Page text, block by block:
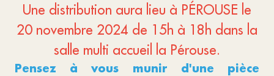
Une distribution aura lieu à PÉROUSE le
20 novembre 2024 de 15h à 18h dans la
salle multi accueil la Pérouse.
Pensez à vous munir d'une pièce